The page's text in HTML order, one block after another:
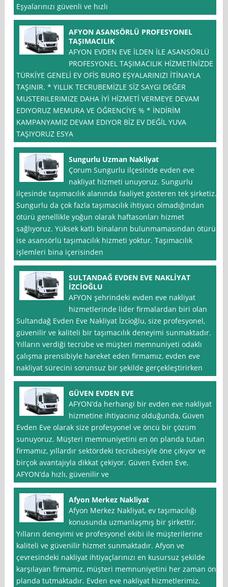
Eşyalarınızı güvenli ve hızlı
AFYON ASANSÖRLÜ PROFESYONEL
TAŞIMACILIK
AFYON EVDEN EVE İLDEN İLE ASANSÖRLÜ
PROFESYONEL TAŞIMACILIK HİZMETİNİZDE
TÜRKİYE GENELİ EV OFİS BURO EŞYALARINIZI İTİNAYLA
TAŞINIR. * YILLIK TECRUBEMİZLE SİZ SAYGI DEĞER
MUSTERILERIMIZE DAHA İYİ HİZMETİ VERMEYE DEVAM
EDIYORUZ MEMURA VE ÖĞRENCİYE % * İNDİRİM
KAMPANYAMIZ DEVAM EDIYOR BİZ EV DEĞİL YUVA
TAŞIYORUZ ESYA
Sungurlu Uzman Nakliyat
Çorum Sungurlu ilçesinde evden eve
nakliyat hizmeti unuyoruz. Sungurlu
ilçesinde taşımacılık alanında faaliyet gösteren tek şirketiz.
Sungurlu da çok fazla taşımacılık ihtiyacı olmadığından
ötürü genellikle yoğun olarak haftasonları hizmet
sağlıyoruz. Yüksek katlı binaların bulunmamasından ötürü
ise asansörlü taşımacılık hizmeti yoktur. Taşımacılık
işlemleri bina içerisinden
SULTANDAĞ EVDEN EVE NAKLİYAT
İZCİOĞLU
AFYON şehrindeki evden eve nakliyat
hizmetlerinde lider firmalardan biri olan
Sultandağ Evden Eve Nakliyat İzci̇oğlu, size profesyonel,
güvenilir ve kaliteli bir taşımacılık deneyimi sunmaktadır.
Yılların verdiği tecrübe ve müşteri memnuniyeti odaklı
çalışma prensibiyle hareket eden firmamız, evden eve
nakliyat sürecini sorunsuz bir şekilde gerçekleştirirken
GÜVEN EVDEN EVE
AFYON’da herhangi bir evden eve nakliyat
hizmetine ihtiyacınız olduğunda, Güven
Evden Eve olarak size profesyonel ve öncü bir çözüm
sunuyoruz. Müşteri memnuniyetini en ön planda tutan
firmamız, yıllardır sektördeki tecrübesiyle öne çıkıyor ve
birçok avantajıyla dikkat çekiyor. Güven Evden Eve,
AFYON’da hızlı, güvenilir ve
Afyon Merkez Nakliyat
Afyon Merkez Nakliyat, ev taşımacılığı
konusunda uzmanlaşmış bir şirkettir.
Yılların deneyimi ve profesyonel ekibi ile müşterilerine
kaliteli ve güvenilir hizmet sunmaktadır. Afyon ve
çevresindeki nakliyat ihtiyaçlarınızı en kusursuz şekilde
karşılayan firmamız, müşteri memnuniyetini her zaman ön
planda tutmaktadır. Evden eve nakliyat hizmetlerimiz,